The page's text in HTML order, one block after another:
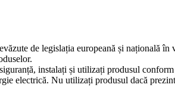
de legislația europeană și națională
instalați și utilizați produsul
electrică. Nu utilizați produsul dacă